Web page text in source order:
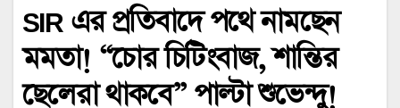
SIR এর প্রতিবাদে পথে নামছেন
মমতা! “চোর চিটিংবাজ, শান্তির
ছেলেরা থাকবে” পাল্টা শুভেন্দু!